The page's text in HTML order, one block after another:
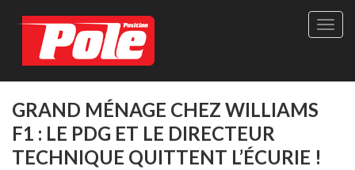
Site
GRAND MÉNAGE CHEZ WILLIAMS
F1 : LE PDG ET LE DIRECTEUR
TECHNIQUE QUITTENT L’ÉCURIE !